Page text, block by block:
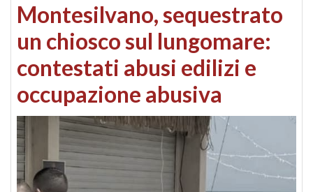
Montesilvano, sequestrato
un chiosco sul lungomare:
contestati abusi edilizi e
occupazione abusiva